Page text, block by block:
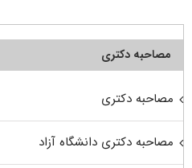
مصاحبه دکتری
مصاحبه دکتری
مصاحبه دکتری دانشگاه آزاد